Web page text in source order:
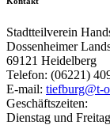
Stadtteilverein
Dossenheimer
69121 Heidelberg
Telefon: (06221)
E-mail: tiefburg@t-
Geschäftszeiten:
Dienstag und